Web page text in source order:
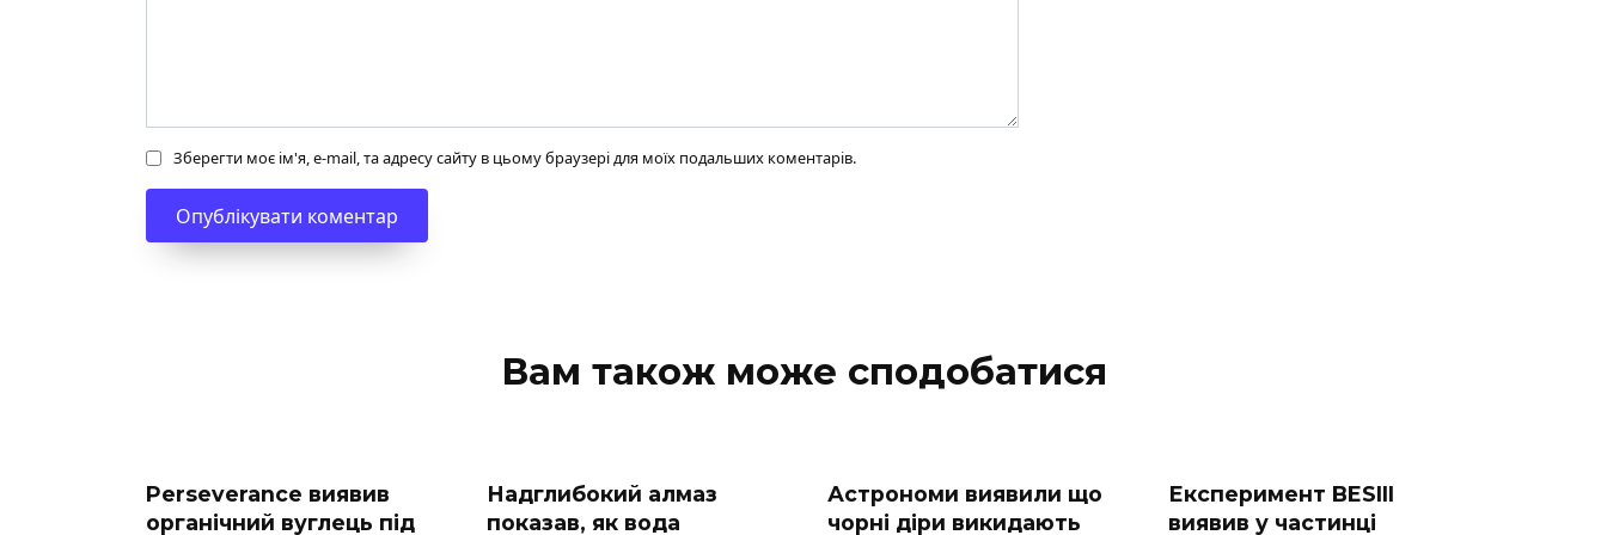
Зберегти моє ім'я, e-mail, та адресу сайту в цьому браузері для моїх подальших коментарів.
Вам також може сподобатися
Perseverance виявив
органічний вуглець під
Надглибокий алмаз
показав, як вода
Астрономи виявили що
чорні діри викидають
Експеримент BESIII
виявив у частинці